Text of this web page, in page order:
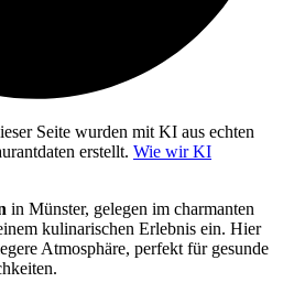
Seite wurden mit KI aus echten
erstellt. Wie wir KI
in Münster, gelegen im charmanten
kulinarischen Erlebnis ein. Hier
Atmosphäre, perfekt für gesunde